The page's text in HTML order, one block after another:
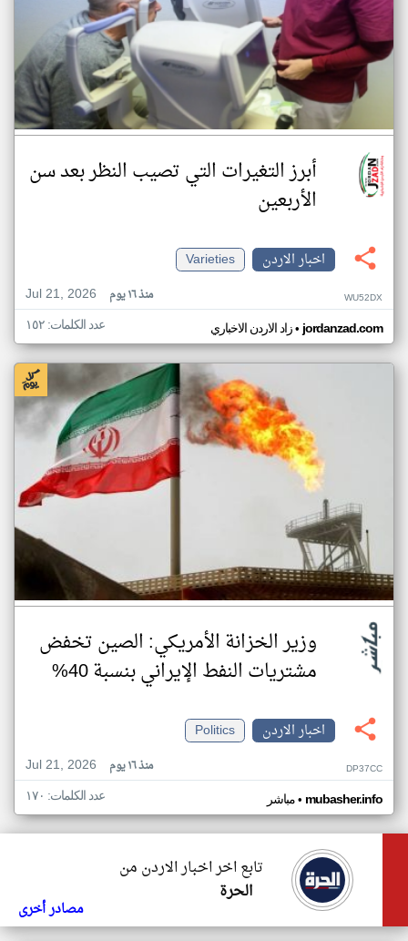
أبرز التغيرات التي تصيب النظر بعد سن
الأربعين
اخبار الاردن
Varieties
Jul 21, 2026
منذ ١٦ يوم WU52DX
زاد الاردن الاخباري•jordanzad.com عدد الكلمات: ١٥٢
وزير الخزانة الأمريكي: الصين تخفض
مشتريات النفط الإيراني بنسبة 40%
اخبار الاردن
Politics
Jul 21, 2026
منذ ١٦ يوم DP37CC
مباشر• mubasher.info عدد الكلمات: ١٧٠
تابع اخر اخبار الاردن من
الحرة
مصادر أخرى